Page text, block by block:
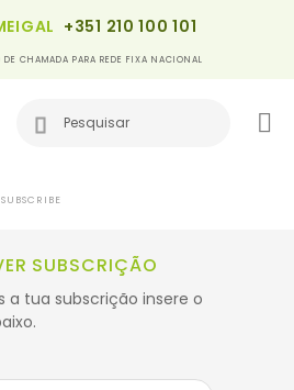
+351 210 100 101
CHAMADA PARA REDE FIXA NACIONAL
SUBSCRIÇÃO
a tua subscrição insere o